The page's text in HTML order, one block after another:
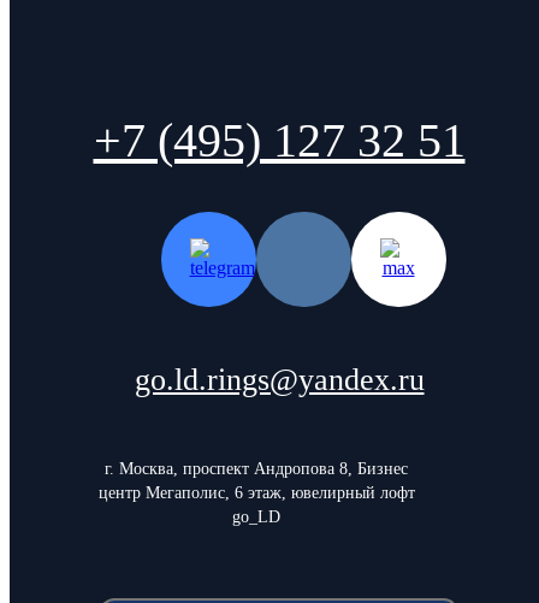
+7 (495) 127 32 51
go.ld.rings@yandex.ru
г. Москва, проспект Андропова 8, Бизнес
центр Мегаполис, 6 этаж, ювелирный лофт
go_LD